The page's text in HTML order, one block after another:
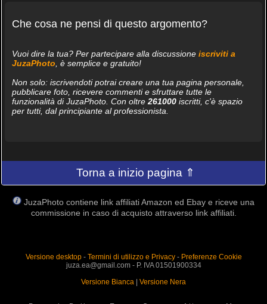
Che cosa ne pensi di questo argomento?
Vuoi dire la tua? Per partecipare alla discussione iscriviti a
JuzaPhoto , è semplice e gratuito!
Non solo: iscrivendoti potrai creare una tua pagina personale,
pubblicare foto, ricevere commenti e sfruttare tutte le
funzionalità di JuzaPhoto. Con oltre 261000iscritti, c'è spazio
per tutti, dal principiante al professionista.
Torna a inizio pagina ⇑
JuzaPhoto contiene link affiliati Amazon ed Ebay e riceve una
commissione in caso di acquisto attraverso link affiliati.
Versione desktop- Termini di utilizzo e Privacy- Preferenze Cookie
juza.ea@gmail.com - P. IVA 01501900334
Versione Bianca | Versione Nera